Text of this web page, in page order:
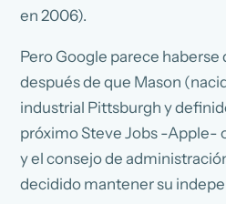
en 2006).
Pero Google parece haberse
después de que Mason
industrial Pittsburgh y
próximo Steve Jobs -Apple-
y el consejo de
decidido mantener su